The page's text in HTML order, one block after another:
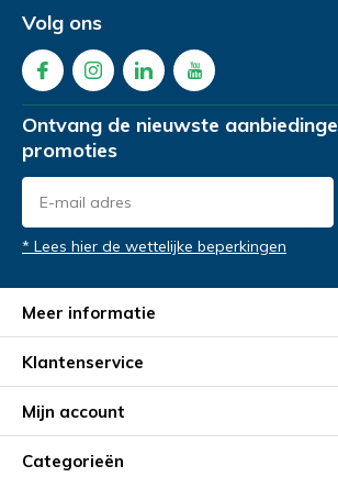
Volg ons
Ontvang de nieuwste
promoties
* Lees hier de wettelijke beperkingen
Meer informatie
Klantenservice
Mijn account
Categorieën